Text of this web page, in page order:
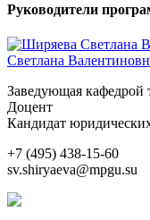
Руководители
Светлана
Заведующая кафедрой
Доцент
Кандидат
+7 (495) 438-15-60
sv.shiryaeva@mpgu.su